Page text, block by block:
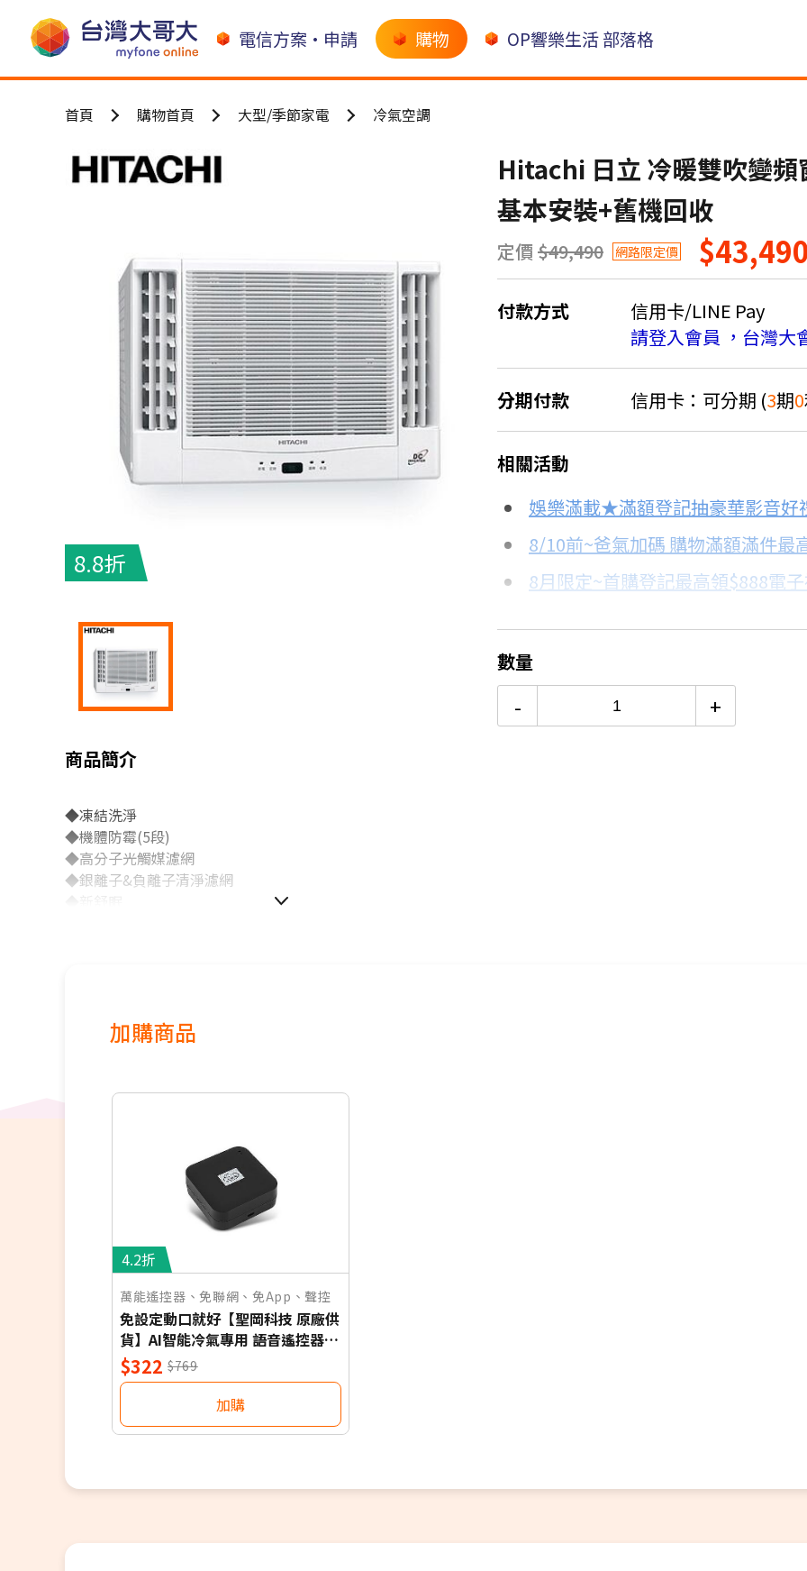
電信方案•申請 購物 OP響樂生活 部落格
首頁 購物首頁 大型/季節家電 冷氣空調
8.8折
商品簡介
◆凍結洗淨
◆機體防霉(5段)
◆高分子光觸媒濾網
◆銀離子&負離子清淨濾網
Hitachi 日立 冷暖雙吹變
基本安裝+舊機回收
定價 $49,490 網路限定價
付款方式
信用卡/LINE Pay
請登入會員 ，台灣大
分期付款 信用卡：可分期 (3期0
＊實際可分期數、適用利率，請以購
信用卡分期
分期數
3期 0利率
每期金額
$14,496
$3,877
相關活動
娛樂滿載★滿額登記抽豪華影音好
8/10前~爸氣加碼 購物滿額滿件最
8月限定~首購登記最高領$888電
更多信用卡分期0利率滿額享回饋
熱銷冷氣機推薦→點我看達人教你
冷氣挑選教學→點我看達人教你買
數量
- +
加購商品
4.2折
萬能遙控器、免聯網、免App、聲控
免設定動口就好【聖岡科技 原廠供
貨】AI智能冷氣專用 語音遙控器
保固一年 適用對應廠牌 NB
$322 $769
加購